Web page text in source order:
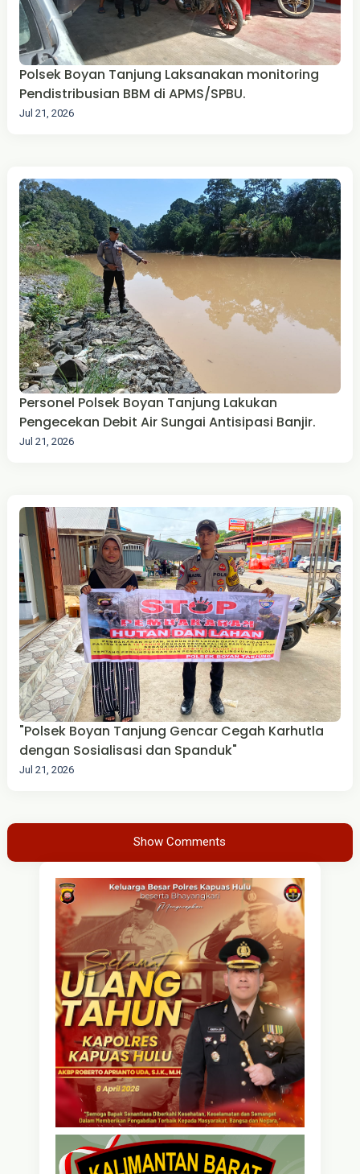
Polsek Boyan Tanjung Laksanakan monitoring
Pendistribusian BBM di APMS/SPBU.
Jul 21, 2026
Personel Polsek Boyan Tanjung Lakukan
Pengecekan Debit Air Sungai Antisipasi Banjir.
Jul 21, 2026
"Polsek Boyan Tanjung Gencar Cegah Karhutla
dengan Sosialisasi dan Spanduk"
Jul 21, 2026
Show Comments